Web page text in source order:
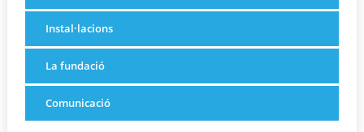
Instal·lacions
La fundació
Comunicació